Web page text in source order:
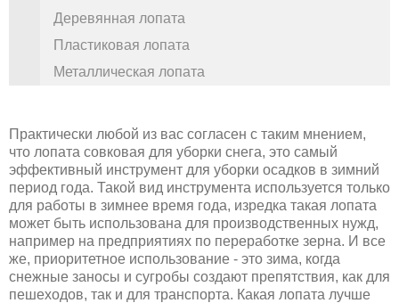
Деревянная лопата
Пластиковая лопата
Металлическая лопата
Практически любой из вас согласен с таким мнением,
что лопата совковая для уборки снега, это самый
эффективный инструмент для уборки осадков в зимний
период года. Такой вид инструмента используется только
для работы в зимнее время года, изредка такая лопата
может быть использована для производственных нужд,
например на предприятиях по переработке зерна. И все
же, приоритетное использование - это зима, когда
снежные заносы и сугробы создают препятствия, как для
пешеходов, так и для транспорта. Какая лопата лучше